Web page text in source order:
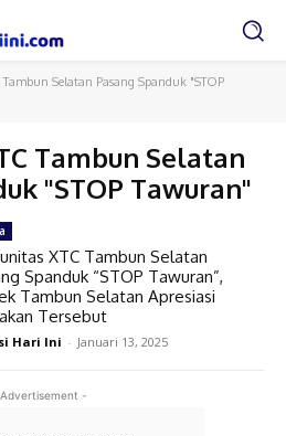
Selatan Pasang Spanduk "STOP
Tambun Selatan
"STOP Tawuran"
-
XTC Tambun Selatan
Spanduk “STOP Tawuran”,
Tambun Selatan Apresiasi
Tersebut
Hari Ini - Januari 13, 2025